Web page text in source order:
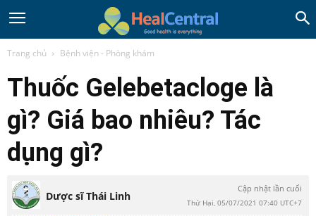
Trang chủ Bệnh viện - Phòng khám
Thuốc Gelebetacloge là
gì? Giá bao nhiêu? Tác
dụng gì?
Dược sĩ Thái Linh
Cập nhật lần cuối
Thứ Hai, 05/07/2021 07:40 UTC+7